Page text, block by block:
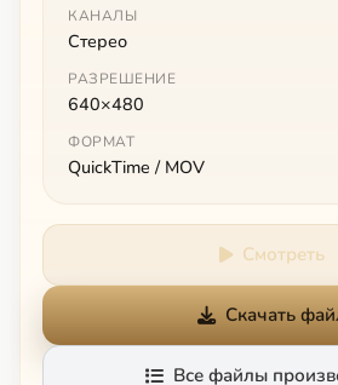
КАНАЛЫ
Стерео
РАЗРЕШЕНИЕ
640×480
ФОРМАТ
QuickTime / MOV
Смотреть
Скачать
Все файлы